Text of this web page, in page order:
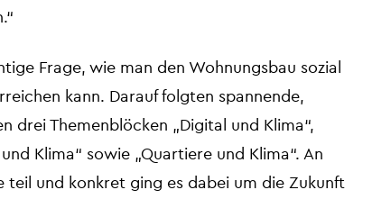
Frage, wie man den Wohnungsbau sozial
kann. Darauf folgten spannende,
drei Themenblöcken „Digital und Klima“,
Klima“ sowie „Quartiere und Klima“. An
teil und konkret ging es dabei um die Zukunft